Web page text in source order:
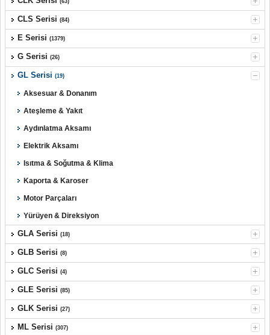
(63)
CLS Serisi (84)
E Serisi (1379)
G Serisi (26)
GL Serisi (19)
Aksesuar & Donanım
Ateşleme & Yakıt
Aydınlatma Aksamı
Elektrik Aksamı
Isıtma & Soğutma & Klima
Kaporta & Karoser
Motor Parçaları
Yürüyen & Direksiyon
GLA Serisi (18)
GLB Serisi (8)
GLC Serisi (4)
GLE Serisi (85)
GLK Serisi (27)
ML Serisi (307)